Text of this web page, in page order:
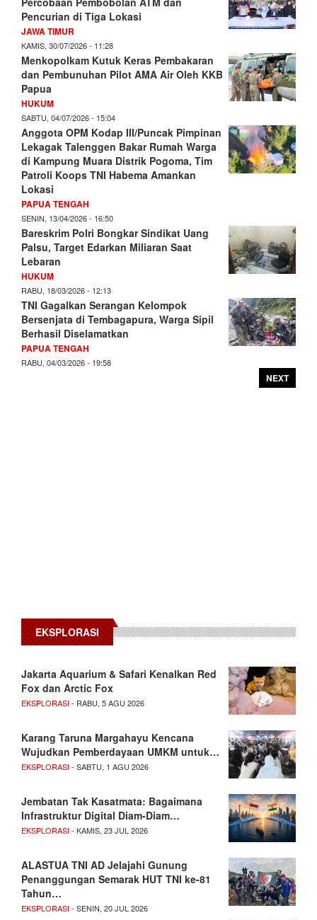
Pencurian di Tiga Lokasi
JAWA TIMUR
KAMIS, 30/07/2026 - 11:28
Menkopolkam Kutuk Keras Pembakaran
dan Pembunuhan Pilot AMA Air Oleh KKB
Papua
HUKUM
SABTU, 04/07/2026 - 15:04
Anggota OPM Kodap III/Puncak Pimpinan
Lekagak Talenggen Bakar Rumah Warga
di Kampung Muara Distrik Pogoma, Tim
Patroli Koops TNI Habema Amankan
Lokasi
PAPUA TENGAH
SENIN, 13/04/2026 - 16:50
Bareskrim Polri Bongkar Sindikat Uang
Palsu, Target Edarkan Miliaran Saat
Lebaran
HUKUM
RABU, 18/03/2026 - 12:13
TNI Gagalkan Serangan Kelompok
Bersenjata di Tembagapura, Warga Sipil
Berhasil Diselamatkan
PAPUA TENGAH
RABU, 04/03/2026 - 19:58
NEXT
EKSPLORASI
Jakarta Aquarium & Safari Kenalkan Red
Fox dan Arctic Fox
EKSPLORASI- RABU, 5 AGU 2026
Karang Taruna Margahayu Kencana
Wujudkan Pemberdayaan UMKM untuk…
EKSPLORASI- SABTU, 1 AGU 2026
Jembatan Tak Kasatmata: Bagaimana
Infrastruktur Digital Diam-Diam…
EKSPLORASI- KAMIS, 23 JUL 2026
ALASTUA TNI AD Jelajahi Gunung
Penanggungan Semarak HUT TNI ke-81
Tahun…
EKSPLORASI- SENIN, 20 JUL 2026